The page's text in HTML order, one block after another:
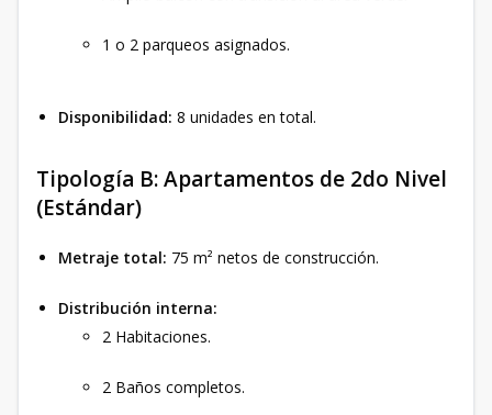
1 o 2 parqueos asignados.
Disponibilidad: 8 unidades en total.
Tipología B: Apartamentos de 2do Nivel
(Estándar)
Metraje total: 75 m² netos de construcción.
Distribución interna:
2 Habitaciones.
2 Baños completos.